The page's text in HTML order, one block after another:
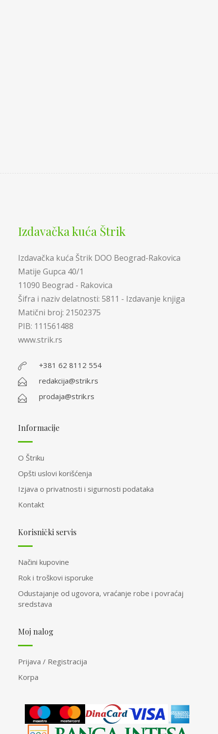
Izdavačka kuća Štrik
Izdavačka kuća Štrik DOO Beograd-Rakovica
Matije Gupca 40/1
11090 Beograd - Rakovica
Šifra i naziv delatnosti: 5811 - Izdavanje knjiga
Matični broj: 21502375
PIB: 111561488
www.strik.rs
+381 62 8112 554
redakcija@strik.rs
prodaja@strik.rs
Informacije
O Štriku
Opšti uslovi korišćenja
Izjava o privatnosti i sigurnosti podataka
Kontakt
Korisnički servis
Načini kupovine
Rok i troškovi isporuke
Odustajanje od ugovora, vraćanje robe i povraćaj
sredstava
Moj nalog
Prijava / Registracija
Korpa